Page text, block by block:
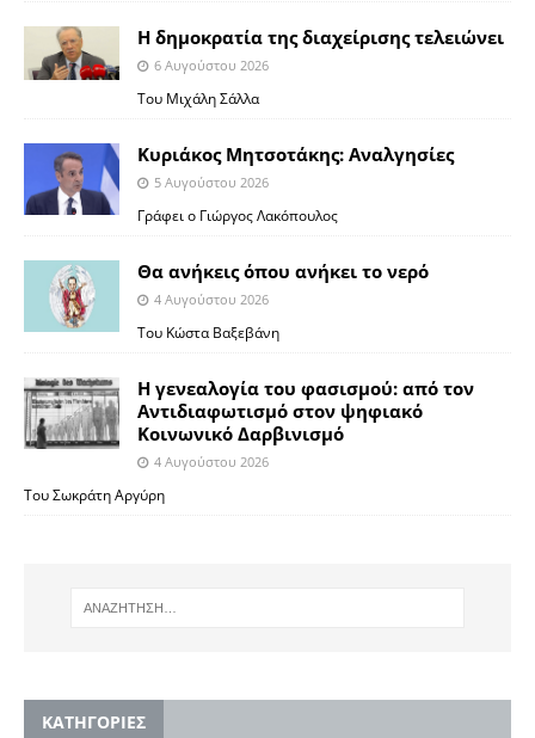
Η δημοκρατία της διαχείρισης τελειώνει
6 Αυγούστου 2026
Του Μιχάλη Σάλλα
Κυριάκος Μητσοτάκης: Αναλγησίες
5 Αυγούστου 2026
Γράφει ο Γιώργος Λακόπουλος
Θα ανήκεις όπου ανήκει το νερό
4 Αυγούστου 2026
Του Κώστα Βαξεβάνη
Η γενεαλογία του φασισμού: από τον
Αντιδιαφωτισμό στον ψηφιακό
Κοινωνικό Δαρβινισμό
4 Αυγούστου 2026
Του Σωκράτη Αργύρη
KΑΤΗΓΟΡΙΕΣ